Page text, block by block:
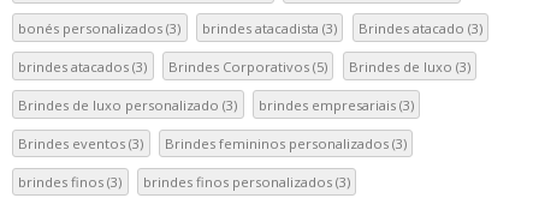
bonés personalizados (3) brindes atacadista (3) Brindes atacado (3)
brindes atacados (3) Brindes Corporativos (5) Brindes de luxo (3)
Brindes de luxo personalizado (3) brindes empresariais (3)
Brindes eventos (3) Brindes femininos personalizados (3)
brindes finos (3) brindes finos personalizados (3)